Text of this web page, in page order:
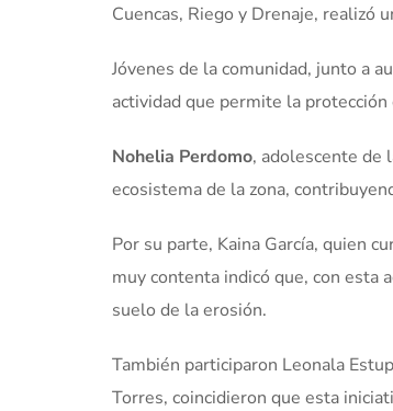
Cuencas, Riego y Drenaje, realizó
Jóvenes de la comunidad, junto a
actividad que permite la
Nohelia Perdomo, adolescente de
ecosistema de la zona,
Por su parte, Kaina García, quien
muy contenta indicó que, con esta
suelo de la erosión.
También participaron Leonala
Torres, coincidieron que esta